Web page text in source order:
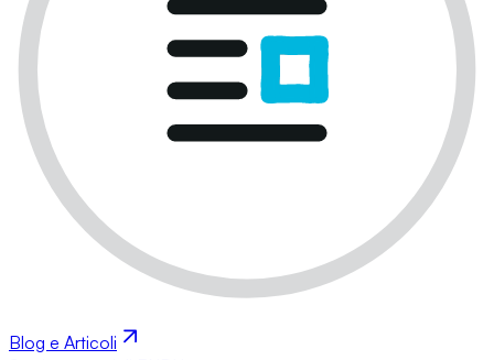
Blog e Articoli